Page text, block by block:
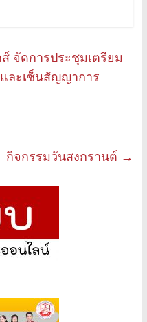
จัดการประชุมเตรียม
ละเซ็นสัญญาการ
กิจกรรมวันสงกรานต์ →